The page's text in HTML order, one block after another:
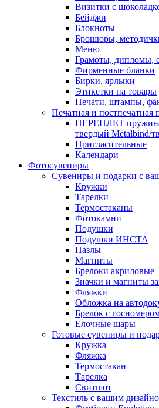
Визитки с
Бейджи
Блокноты
Брошюры,
Меню
Грамоты, дипломы,
Фирменные бланки
Бирки, ярлыки
Этикетки на товары
Печати, штампы,
Печатная и постпечатная
ПЕРЕПЛЕТ пружина
твердый Metalbind/
Пригласительные
Календари
Фотосувениры
Сувениры и подарки с
Кружки
Тарелки
Термостаканы
Фотокамни
Подушки
Подушки ИНСТА
Пазлы
Магниты
Брелоки акриловые
Значки и магниты
Фляжки
Обложка на
Брелок с
Елочные шары
Готовые сувениры и
Кружка
Фляжка
Термостакан
Тарелка
Свитшот
Текстиль с вашим